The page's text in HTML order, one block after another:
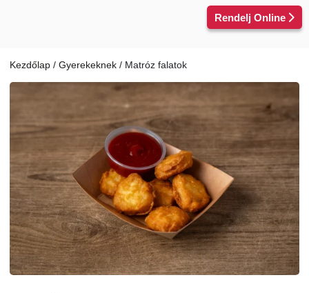
Rendelj Online
Kezdőlap / Gyerekeknek / Matróz falatok